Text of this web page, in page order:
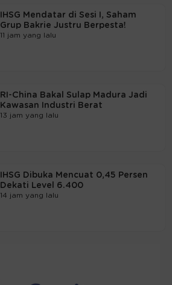
IHSG Mendatar di Sesi I, Saham
Grup Bakrie Justru Berpesta!
11 jam yang lalu
RI-China Bakal Sulap Madura Jadi
Kawasan Industri Berat
13 jam yang lalu
IHSG Dibuka Mencuat 0,45 Persen
Dekati Level 6.400
14 jam yang lalu